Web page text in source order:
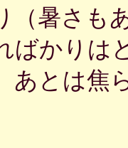
（暑さも
ばかりは
あとは焦